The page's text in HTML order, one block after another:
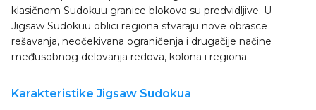
klasičnom Sudokuu granice blokova su predvidljive. U
Jigsaw Sudokuu oblici regiona stvaraju nove obrasce
rešavanja, neočekivana ograničenja i drugačije načine
međusobnog delovanja redova, kolona i regiona.
Karakteristike Jigsaw Sudokua